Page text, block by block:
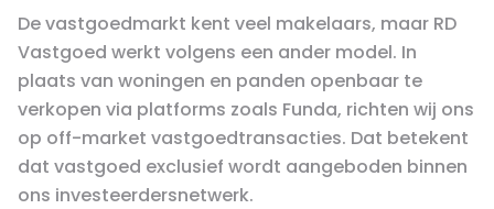
De vastgoedmarkt kent veel makelaars, maar RD
Vastgoed werkt volgens een ander model. In
plaats van woningen en panden openbaar te
verkopen via platforms zoals Funda, richten wij ons
op off-market vastgoedtransacties. Dat betekent
dat vastgoed exclusief wordt aangeboden binnen
ons investeerdersnetwerk.